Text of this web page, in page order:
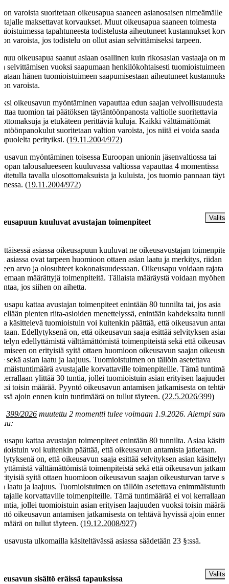
varoista suoritetaan oikeusapua saaneen asianosaisen nimeämälle
maksettavat korvaukset. Muut oikeusapua saaneen toimesta
tapahtuneesta todistelusta aiheutuneet kustannukset
varoista, jos todistelu on ollut asian selvittämiseksi tarpeen.
muu oikeusapua saanut asiaan osallinen kuin rikosasian vastaaja on
selvittämisen vuoksi saapumaan henkilökohtaisesti tuomioistuimeen,
hänen tuomioistuimeen saapumisestaan aiheutuneet
varoista.
oikeusavun myöntäminen vapauttaa edun saajan velvollisuudesta
tuomion tai päätöksen täytäntöönpanosta valtiolle suoritettavia
ja etukäteen perittäviä kuluja. Kaikki välttämättömät
suoritetaan valtion varoista, jos niitä ei voida saada
perityiksi. (19.11.2004/972)
myöntäminen toisessa Euroopan unionin jäsenvaltiossa tai
talousalueeseen kuuluvassa valtiossa vapauttaa 4 momentissa
tavalla ulosottomaksuista ja kuluista, jos tuomio pannaan
(19.11.2004/972)
kuuluvat avustajan toimenpiteet
asiassa oikeusapuun kuuluvat ne oikeusavustajan
asiassa ovat tarpeen huomioon ottaen asian laatu ja merkitys, riidan
arvo ja olosuhteet kokonaisuudessaan. Oikeusapu voidaan rajata
määrättyjä toimenpiteitä. Tällaista määräystä voidaan
jos siihen on aihetta.
kattaa avustajan toimenpiteet enintään 80 tunnilta tai, jos asia
pienten riita-asioiden menettelyssä, enintään kahdeksalta
käsittelevä tuomioistuin voi kuitenkin päättää, että oikeusavun
Edellytyksenä on, että oikeusavun saaja esittää selvityksen asian
edellyttämistä välttämättömistä toimenpiteistä sekä että
on erityisiä syitä ottaen huomioon oikeusavun saajan
sekä asian laatu ja laajuus. Tuomioistuimen on tällöin asetettava
avustajalle korvattaville toimenpiteille. Tämä
ylittää 30 tuntia, jollei tuomioistuin asian erityisen laajuuden
toisin määrää. Pyyntö oikeusavun antamisen jatkamisesta on
ajoin ennen kuin tuntimäärä on tullut täyteen. (22.5.2026/399)
399/2026 muutettu 2 momentti tulee voimaan 1.9.2026. Aiempi
kattaa avustajan toimenpiteet enintään 80 tunnilta. Asiaa
voi kuitenkin päättää, että oikeusavun antamista jatketaan.
on, että oikeusavun saaja esittää selvityksen asian käsittelyn
välttämättömistä toimenpiteistä sekä että oikeusavun
syitä ottaen huomioon oikeusavun saajan oikeusturvan tarve
laatu ja laajuus. Tuomioistuimen on tällöin asetettava
korvattaville toimenpiteille. Tämä tuntimäärää ei voi kerrallaan
jollei tuomioistuin asian erityisen laajuuden vuoksi toisin
oikeusavun antamisen jatkamisesta on tehtävä hyvissä ajoin
on tullut täyteen. (19.12.2008/927)
ulkomailla käsiteltävässä asiassa säädetään 23 §:ssä.
sisältö eräissä tapauksissa